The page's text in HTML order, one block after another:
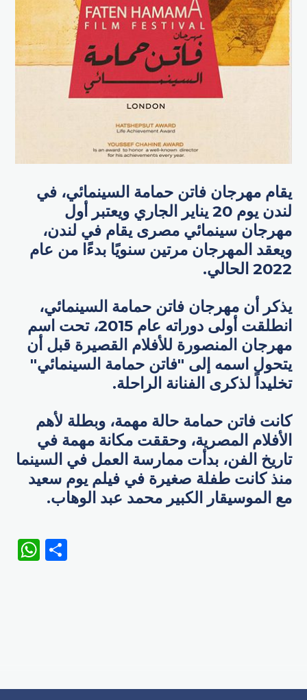
يقام مهرجان فاتن حمامة السينمائي، في
لندن يوم 20 يناير الجاري ويعتبر أول
مهرجان سينمائي مصرى يقام في لندن،
ويعقد المهرجان مرتين سنويًا بدءًا من عام
2022 الحالي.
يذكر أن مهرجان فاتن حمامة السينمائي،
انطلقت أولى دوراته عام 2015، تحت اسم
مهرجان المنصورة للأفلام القصيرة قبل أن
يتحول اسمه إلى "فاتن حمامة السينمائي"
تخليداً لذكرى الفنانة الراحلة.
كانت فاتن حمامة حالة مهمة، وبطلة لأهم
الأفلام المصرية، وحققت مكانة مهمة في
تاريخ الفن، بدأت ممارسة العمل في السينما
منذ كانت طفلة صغيرة في فيلم يوم سعيد
مع الموسيقار الكبير محمد عبد الوهاب.
WhatsApp